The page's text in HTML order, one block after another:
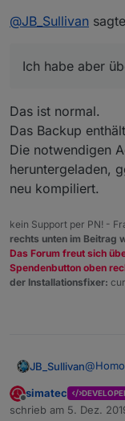
ioB
@JB_Sullivan
Ich habe aber
Das ist normal.
Das Backup
Die notwendigen
heruntergeladen,
neu kompiliert.
kein Support per PN! -
rechts unten im Beitrag
Das Forum freut sich
Spendenbutton oben
der Installationsfixer:
JB_Sullivan@
mal
Offline
simatec
schrieb am 5. Dez.
zuletzt editiert von